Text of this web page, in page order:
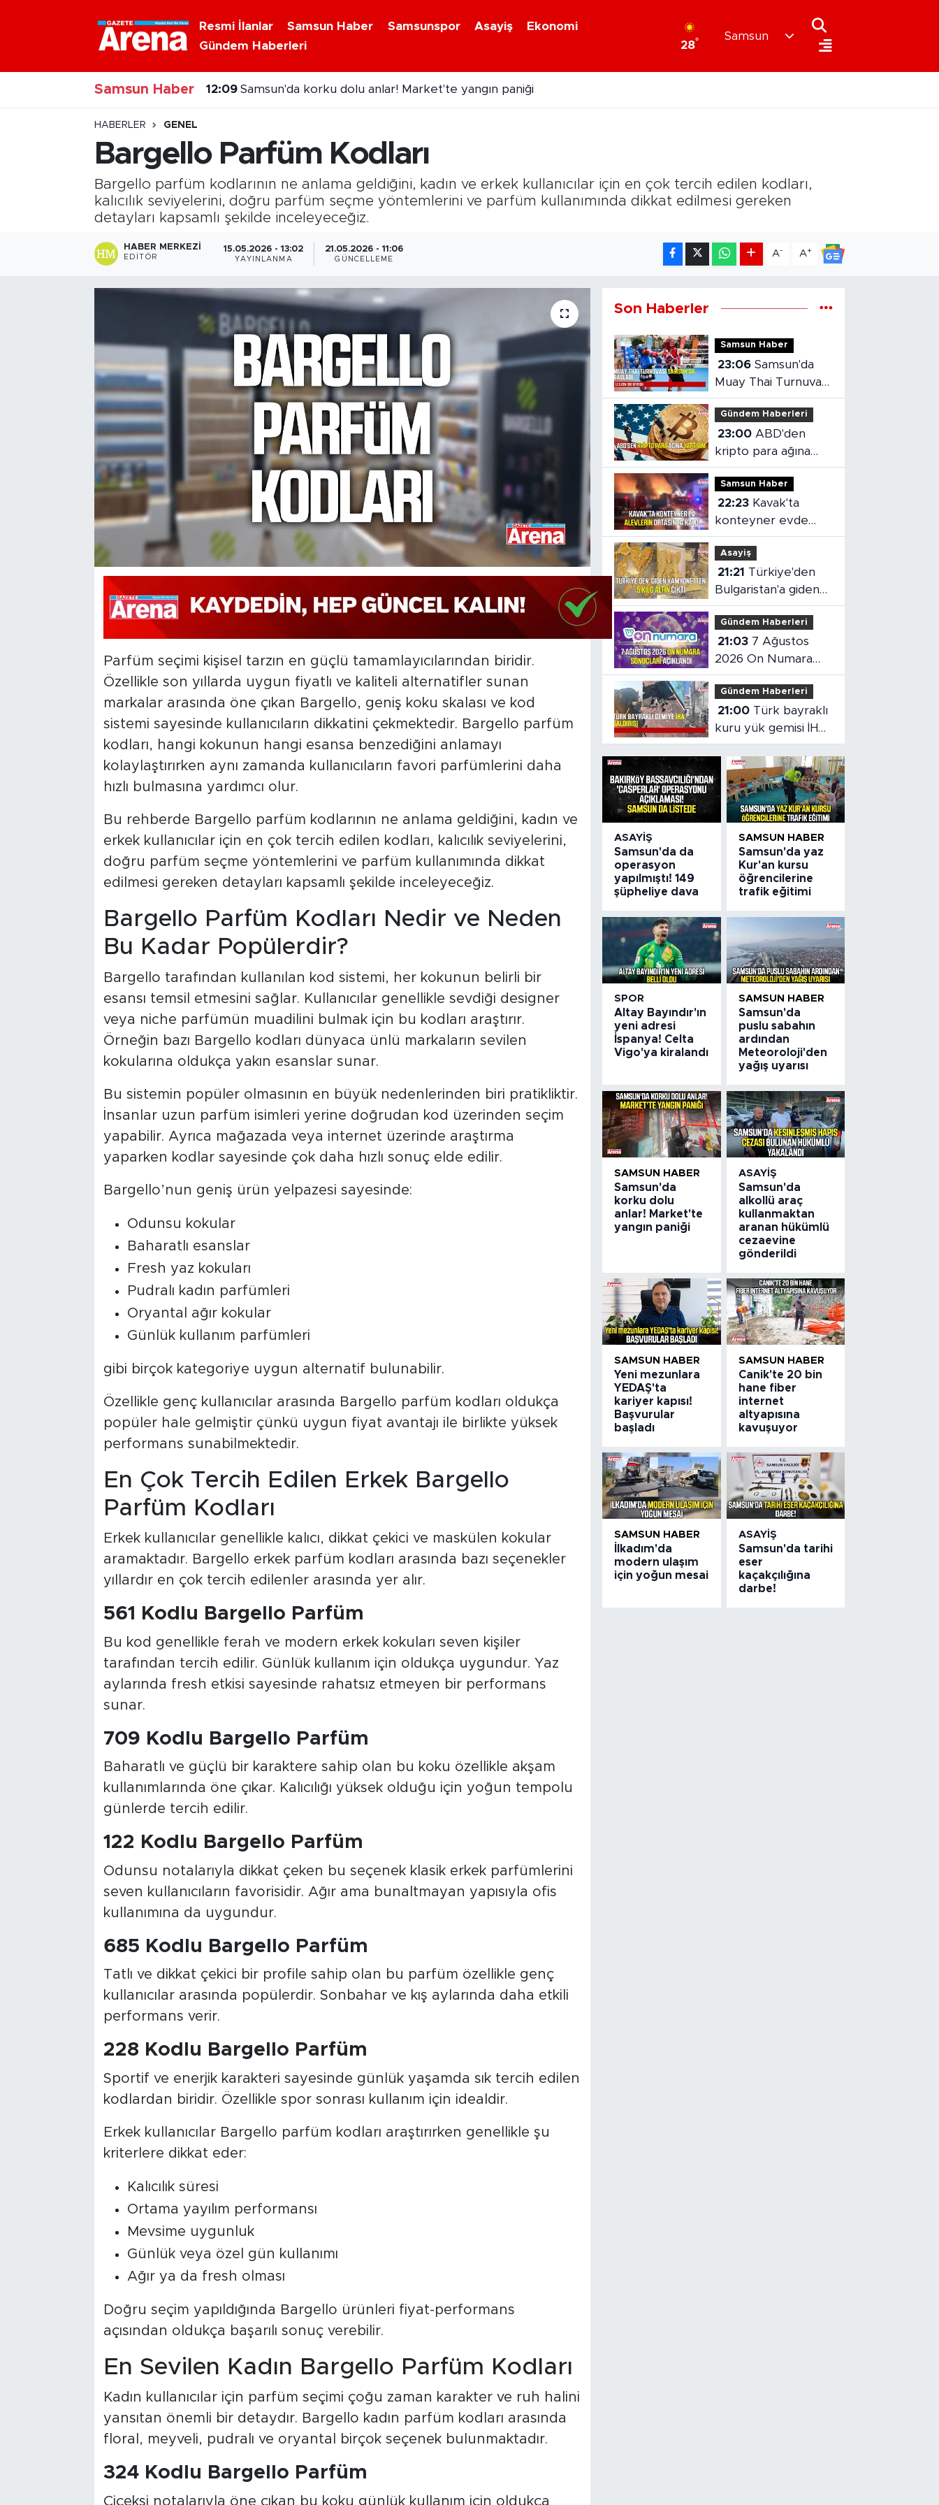
Resmi İlanlar Samsun Haber Samsunspor Asayiş
Ekonomi
Gündem Haberleri
28°
Samsun
Samsun Haber 12:09 Samsun'da korku dolu anlar! Market'te yangın paniği
HABERLER GENEL
Bargello Parfüm Kodları
Bargello parfüm kodlarının ne anlama geldiğini, kadın ve erkek kullanıcılar için en çok tercih edilen kodları,
kalıcılık seviyelerini, doğru parfüm seçme yöntemlerini ve parfüm kullanımında dikkat edilmesi gereken
detayları kapsamlı şekilde inceleyeceğiz.
HABER MERKEZI
EDITÖR
15.05.2026 - 13:02
YAYINLANMA
21.05.2026 - 11:06
GÜNCELLEME
A- A+
Parfüm seçimi kişisel tarzın en güçlü tamamlayıcılarından biridir.
Özellikle son yıllarda uygun fiyatlı ve kaliteli alternatifler sunan
markalar arasında öne çıkan Bargello, geniş koku skalası ve kod
sistemi sayesinde kullanıcıların dikkatini çekmektedir. Bargello parfüm
kodları, hangi kokunun hangi esansa benzediğini anlamayı
kolaylaştırırken aynı zamanda kullanıcıların favori parfümlerini daha
hızlı bulmasına yardımcı olur.
Bu rehberde Bargello parfüm kodlarının ne anlama geldiğini, kadın ve
erkek kullanıcılar için en çok tercih edilen kodları, kalıcılık seviyelerini,
doğru parfüm seçme yöntemlerini ve parfüm kullanımında dikkat
edilmesi gereken detayları kapsamlı şekilde inceleyeceğiz.
Bargello Parfüm Kodları Nedir ve Neden
Bu Kadar Popülerdir?
Bargello tarafından kullanılan kod sistemi, her kokunun belirli bir
esansı temsil etmesini sağlar. Kullanıcılar genellikle sevdiği designer
veya niche parfümün muadilini bulmak için bu kodları araştırır.
Örneğin bazı Bargello kodları dünyaca ünlü markaların sevilen
kokularına oldukça yakın esanslar sunar.
Bu sistemin popüler olmasının en büyük nedenlerinden biri pratikliktir.
İnsanlar uzun parfüm isimleri yerine doğrudan kod üzerinden seçim
yapabilir. Ayrıca mağazada veya internet üzerinde araştırma
yaparken kodlar sayesinde çok daha hızlı sonuç elde edilir.
Bargello’nun geniş ürün yelpazesi sayesinde:
Odunsu kokular
Baharatlı esanslar
Fresh yaz kokuları
Pudralı kadın parfümleri
Oryantal ağır kokular
Günlük kullanım parfümleri
gibi birçok kategoriye uygun alternatif bulunabilir.
Özellikle genç kullanıcılar arasında Bargello parfüm kodları oldukça
popüler hale gelmiştir çünkü uygun fiyat avantajı ile birlikte yüksek
performans sunabilmektedir.
En Çok Tercih Edilen Erkek Bargello
Parfüm Kodları
Erkek kullanıcılar genellikle kalıcı, dikkat çekici ve maskülen kokular
aramaktadır. Bargello erkek parfüm kodları arasında bazı seçenekler
yıllardır en çok tercih edilenler arasında yer alır.
561 Kodlu Bargello Parfüm
Bu kod genellikle ferah ve modern erkek kokuları seven kişiler
tarafından tercih edilir. Günlük kullanım için oldukça uygundur. Yaz
aylarında fresh etkisi sayesinde rahatsız etmeyen bir performans
sunar.
709 Kodlu Bargello Parfüm
Baharatlı ve güçlü bir karaktere sahip olan bu koku özellikle akşam
kullanımlarında öne çıkar. Kalıcılığı yüksek olduğu için yoğun tempolu
günlerde tercih edilir.
122 Kodlu Bargello Parfüm
Odunsu notalarıyla dikkat çeken bu seçenek klasik erkek parfümlerini
seven kullanıcıların favorisidir. Ağır ama bunaltmayan yapısıyla ofis
kullanımına da uygundur.
685 Kodlu Bargello Parfüm
Tatlı ve dikkat çekici bir profile sahip olan bu parfüm özellikle genç
kullanıcılar arasında popülerdir. Sonbahar ve kış aylarında daha etkili
performans verir.
228 Kodlu Bargello Parfüm
Sportif ve enerjik karakteri sayesinde günlük yaşamda sık tercih edilen
kodlardan biridir. Özellikle spor sonrası kullanım için idealdir.
Erkek kullanıcılar Bargello parfüm kodları araştırırken genellikle şu
kriterlere dikkat eder:
Kalıcılık süresi
Ortama yayılım performansı
Mevsime uygunluk
Günlük veya özel gün kullanımı
Ağır ya da fresh olması
Doğru seçim yapıldığında Bargello ürünleri fiyat-performans
açısından oldukça başarılı sonuç verebilir.
En Sevilen Kadın Bargello Parfüm Kodları
Kadın kullanıcılar için parfüm seçimi çoğu zaman karakter ve ruh halini
yansıtan önemli bir detaydır. Bargello kadın parfüm kodları arasında
floral, meyveli, pudralı ve oryantal birçok seçenek bulunmaktadır.
324 Kodlu Bargello Parfüm
Çiçeksi notalarıyla öne çıkan bu koku günlük kullanım için oldukça
Son Haberler
Samsun Haber
23:06 Samsun'da
Muay Thai Turnuvası
heyecanı başladı
Gündem Haberleri
23:00 ABD'den
kripto para ağına
yaptırım
Samsun Haber
22:23
konteyner evde
yangın çıktı
Asayiş
21:21
Bulgaristan'a giden
kamyonetten 5 kilo
altın çıktı
Gündem Haberleri
21:03
2026 On Numara
sonuçları açıklandı
Gündem Haberleri
21:00
kuru yük gemisi İHA
saldırısına uğradı
ASAYIŞ
Samsun'da da
operasyon
yapılmıştı! 149
şüpheliye dava
SAMSUN HABER
Samsun'da yaz
Kur'an kursu
öğrencilerine
trafik eğitimi
SPOR
Altay Bayındır'ın
yeni adresi
İspanya! Celta
Vigo'ya kiralandı
SAMSUN HABER
Samsun'da
puslu sabahın
ardından
Meteoroloji'den
yağış uyarısı
SAMSUN HABER
Samsun'da
korku dolu
anlar! Market'te
yangın paniği
ASAYIŞ
Samsun'da
alkollü araç
kullanmaktan
aranan hükümlü
cezaevine
gönderildi
SAMSUN HABER
Yeni mezunlara
YEDAŞ'ta
kariyer kapısı!
Başvurular
başladı
SAMSUN HABER
Canik'te 20 bin
hane fiber
internet
altyapısına
kavuşuyor
SAMSUN HABER
İlkadım'da
modern ulaşım
için yoğun mesai
ASAYIŞ
Samsun'da tarihi
eser
kaçakçılığına
darbe!
Nöbetçi Eczaneler
Hava Durumu
Samsun Namaz Vakitleri
Trafik Durumu
Süper Lig Puan Durumu ve Fikstür
Son Dakika Haberleri